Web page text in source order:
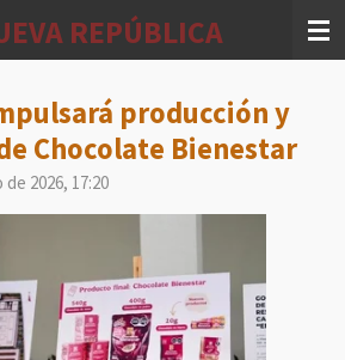
REPÚBLICA
producción y
Chocolate Bienestar
2026, 17:20